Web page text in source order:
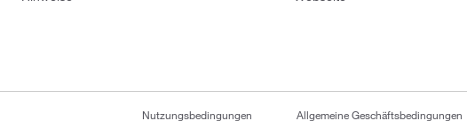
Nutzungsbedingungen Allgemeine Geschäftsbedingungen